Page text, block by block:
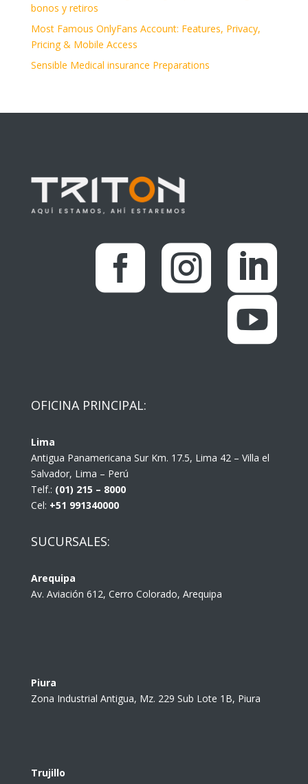
bonos y retiros
Most Famous OnlyFans Account: Features, Privacy,
Pricing & Mobile Access
Sensible Medical insurance Preparations
  

OFICINA PRINCIPAL:
Lima
Antigua Panamericana Sur Km. 17.5, Lima 42 – Villa el
Salvador, Lima – Perú
Telf.: (01) 215 – 8000
Cel: +51 991340000
SUCURSALES:
Arequipa
Av. Aviación 612, Cerro Colorado, Arequipa
Piura
Zona Industrial Antigua, Mz. 229 Sub Lote 1B, Piura
Trujillo